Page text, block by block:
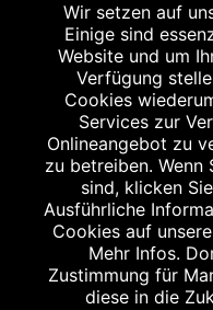
unverbindliche
ein von den Apotheken
rezeptfreie Arzneimittel.
Apotheken
Apotheke in bestimmten
Jahren) das Produkt mit
Krankenversicherung
Erstattungspreis im
gesetzlichen
Wir setzen auf
Einige sind
Website und um
Verfügung
Cookies
Services zur
Onlineangebot zu
zu betreiben. Wenn
sind, klicken
Ausführliche
Cookies auf
Mehr Infos.
Zustimmung für
diese in die